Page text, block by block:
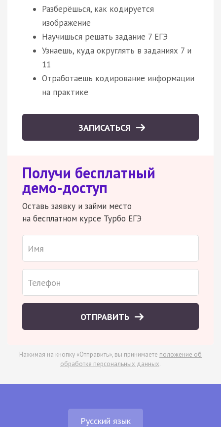
Разберёшься, как кодируется
изображение
Научишься решать задание 7 ЕГЭ
Узнаешь, куда округлять в заданиях 7 и
11
Отработаешь кодирование информации
на практике
ЗАПИСАТЬСЯ
Получи бесплатный
демо-доступ
Оставь заявку и займи место
на бесплатном курсе Турбо ЕГЭ
ОТПРАВИТЬ
Нажимая на кнопку «Отправить», вы принимаете положение об
обработке персональных данных.
Русский язык